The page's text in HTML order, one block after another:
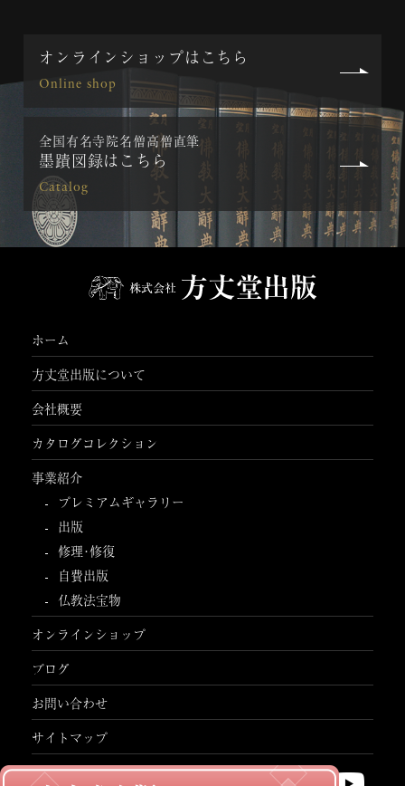
オンラインショップはこちら
Online shop
全国有名寺院名僧高僧直筆
墨蹟図録はこちら
Catalog
ホーム
方丈堂出版について
会社概要
カタログコレクション
事業紹介
プレミアムギャラリー
出版
修理･修復
自費出版
仏教法宝物
オンラインショップ
ブログ
お問い合わせ
サイトマップ